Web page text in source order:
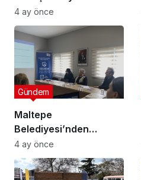
buluştu
4 ay önce
Maltepe
Belediyesi’nden
Muhtarlara Toplumsal
Cinsiyet Eşitliği
Semineri
Gündem
4 ay önce